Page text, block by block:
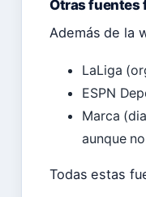
Otras fuentes
Además de la
LaLiga
ESPN
Marca
aunque
Todas estas